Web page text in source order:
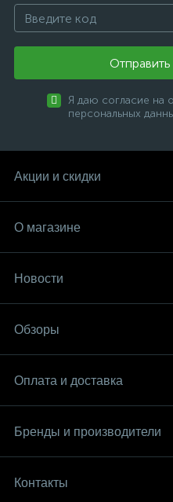
Я даю согласие на
персональных
Акции и скидки
О магазине
Новости
Обзоры
Оплата и доставка
Бренды и производители
Контакты